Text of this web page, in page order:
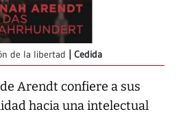
de la libertad Cedida
Arendt confiere a sus
hacia una intelectual